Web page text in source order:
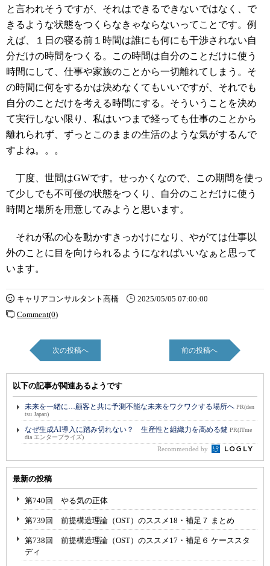
と言われそうですが、それはできるできないではなく、で
きるような状態をつくらなきゃならないってことです。例
えば、１日の寝る前１時間は誰にも何にも干渉されない自
分だけの時間をつくる。この時間は自分のことだけに使う
時間にして、仕事や家族のことから一切離れてしまう。そ
の時間に何をするかは決めなくてもいいですが、それでも
自分のことだけを考える時間にする。そういうことを決め
て実行しない限り、私はいつまで経っても仕事のことから
離れられず、ずっとこのままの生活のような気がするんで
すよね。。。
丁度、世間はGWです。せっかくなので、この期間を使っ
て少しでも不可侵の状態をつくり、自分のことだけに使う
時間と場所を用意してみようと思います。
それが私の心を動かすきっかけになり、やがては仕事以
外のことに目を向けられるようになればいいなぁと思って
います。
キャリアコンサルタント高橋
2025/05/05 07:00:00
Comment(0)
次の投稿へ 前の投稿へ
以下の記事が関連あるようです
未来を一緒に…顧客と共に予測不能な未来をワクワクする場所へ PR(den
tsu Japan)
なぜ生成AI導入に踏み切れない？ 生産性と組織力を高める鍵 PR(ITme
dia エンタープライズ)
Recommended by
最新の投稿
第740回 やる気の正体
第739回 前提構造理論（OST）のススメ18・補足７ まとめ
第738回 前提構造理論（OST）のススメ17・補足６ ケーススタ
ディ